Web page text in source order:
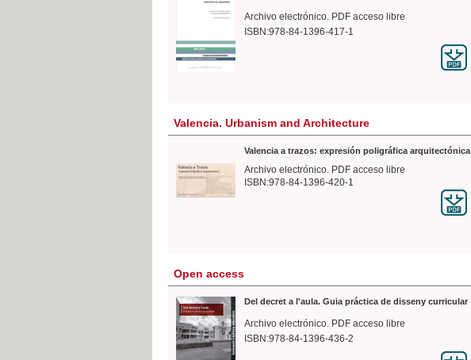
Archivo electrónico. PDF acceso libre
ISBN:978-84-1396-417-1
Valencia. Urbanism and Architecture
Valencia a trazos: expresión poligráfica arquitectónica
Archivo electrónico. PDF acceso libre
ISBN:978-84-1396-420-1
Open access
Del decret a l'aula. Guia práctica de disseny curricular
Archivo electrónico. PDF acceso libre
ISBN:978-84-1396-436-2